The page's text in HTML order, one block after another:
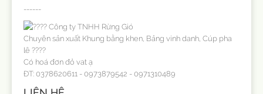
------
Công ty TNHH Rừng Gió
Chuyên sản xuất Khung bằng khen, Bảng vinh danh, Cúp pha
lê ????
Có hoá đơn đỏ vat ạ
ĐT: 0378620611 - 0973879542 - 0971310489